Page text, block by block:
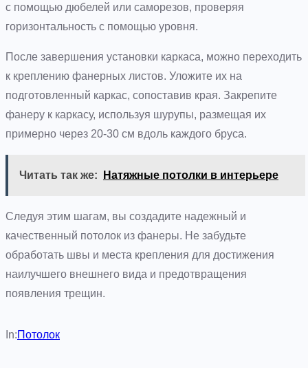
с помощью дюбелей или саморезов, проверяя
горизонтальность с помощью уровня.
После завершения установки каркаса, можно переходить
к креплению фанерных листов. Уложите их на
подготовленный каркас, сопоставив края. Закрепите
фанеру к каркасу, используя шурупы, размещая их
примерно через 20-30 см вдоль каждого бруса.
Читать так же: Натяжные потолки в интерьере
Следуя этим шагам, вы создадите надежный и
качественный потолок из фанеры. Не забудьте
обработать швы и места крепления для достижения
наилучшего внешнего вида и предотвращения
появления трещин.
In:Потолок